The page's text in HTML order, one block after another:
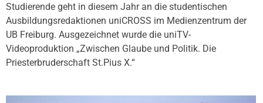
Studierende geht in diesem Jahr an die studentischen
Ausbildungsredaktionen uniCROSS im Medienzentrum der
UB Freiburg. Ausgezeichnet wurde die uniTV-
Videoproduktion „Zwischen Glaube und Politik. Die
Priesterbruderschaft St.Pius X.“